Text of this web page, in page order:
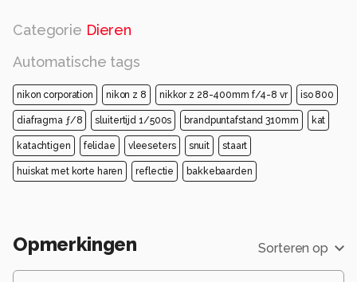
Categorie Dieren
Automatische tags
nikon corporation nikon z 8 nikkor z 28-400mm f/4-8 vr iso 800
diafragma ƒ/8 sluitertijd 1/500s brandpuntafstand 310mm kat
katachtigen felidae vleeseters snuit staart
huiskat met korte haren reflectie bakkebaarden
Opmerkingen Sorteren op